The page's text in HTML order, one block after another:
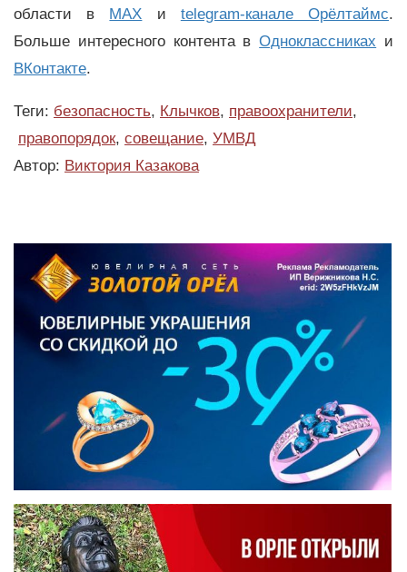
области в MAX и telegram-канале Орёлтаймс.
Больше интересного контента вОдноклассниках и
ВКонтакте.
Теги: безопасность, Клычков, правоохранители,
правопорядок, совещание, УМВД
Автор: Виктория Казакова